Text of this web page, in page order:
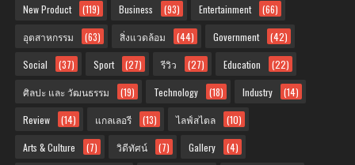
New Product (119) Business (93) Entertainment (66)
อุตสาหกรรม (63) สิ่งแวดล้อม (44) Government (42)
Social (37) Sport (27) รีวิว (27) Education (22)
ศิลปะ และ วัฒนธรรม (19) Technology (18) Industry (14)
Review (14) แกลเลอรี (13) ไลฟ์สไตล (10)
Arts & Culture (7) วิดีทัศน์ (7) Gallery (4)